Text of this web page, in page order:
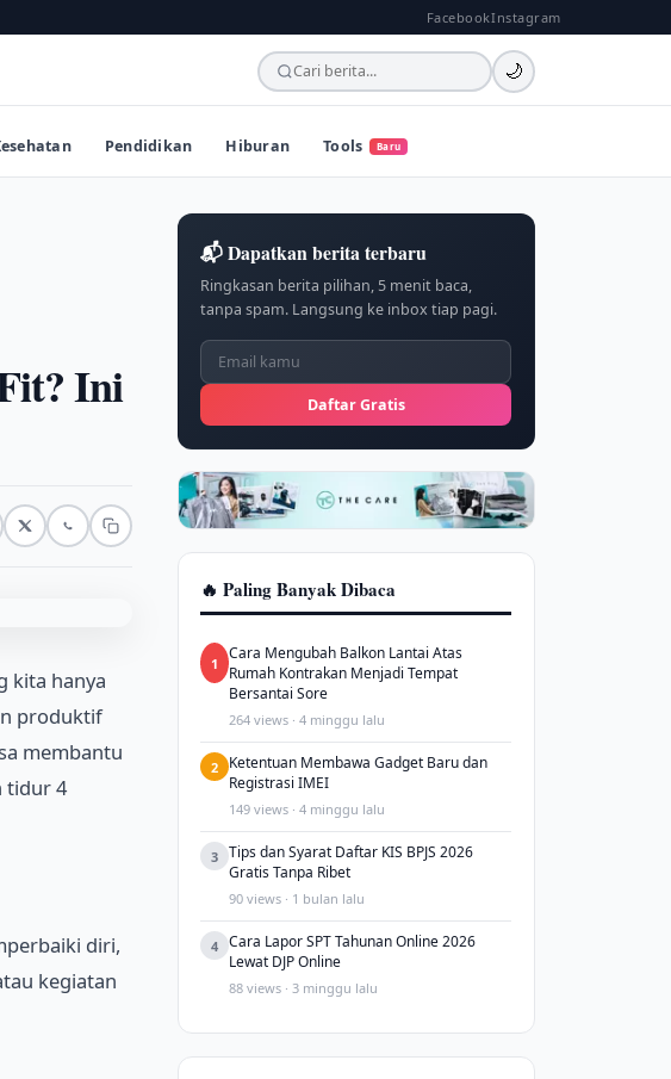
FacebookInstagram
🌙
Pendidikan Hiburan Tools Baru
Ini
kita hanya
produktif
membantu
tidur 4
diri,
kegiatan
📬 Dapatkan berita terbaru
Ringkasan berita pilihan, 5 menit baca,
tanpa spam. Langsung ke inbox tiap pagi.
Daftar Gratis
🔥 Paling Banyak Dibaca
1
Cara Mengubah Balkon Lantai Atas
Rumah Kontrakan Menjadi Tempat
Bersantai Sore
264 views · 4 minggu lalu
2
Ketentuan Membawa Gadget Baru dan
Registrasi IMEI
149 views · 4 minggu lalu
3
Tips dan Syarat Daftar KIS BPJS 2026
Gratis Tanpa Ribet
90 views · 1 bulan lalu
4
Cara Lapor SPT Tahunan Online 2026
Lewat DJP Online
88 views · 3 minggu lalu